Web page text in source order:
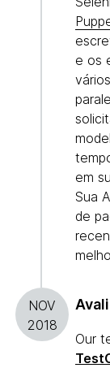
e os
em
Sua
de
NOV
2018
Our